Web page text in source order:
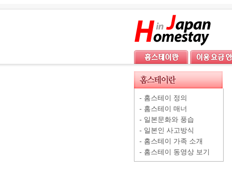
- 홈스테이 정의
- 홈스테이 매너
- 일본문화와 풍습
- 일본인 사고방식
- 홈스테이 가족 소개
- 홈스테이 동영상 보기